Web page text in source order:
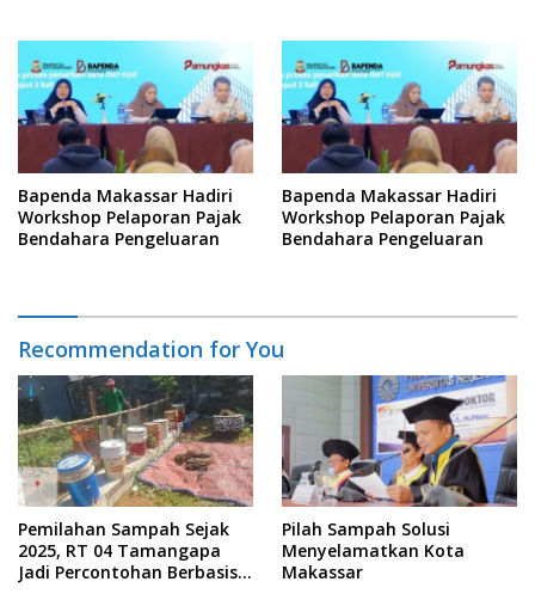
Bapenda Makassar Hadiri
Workshop Pelaporan Pajak
Bendahara Pengeluaran
Bapenda Makassar Hadiri
Workshop Pelaporan Pajak
Bendahara Pengeluaran
Recommendation for You
Pemilahan Sampah Sejak
2025, RT 04 Tamangapa
Jadi Percontohan Berbasis
Pilah Sampah Solusi
Menyelamatkan Kota
Makassar